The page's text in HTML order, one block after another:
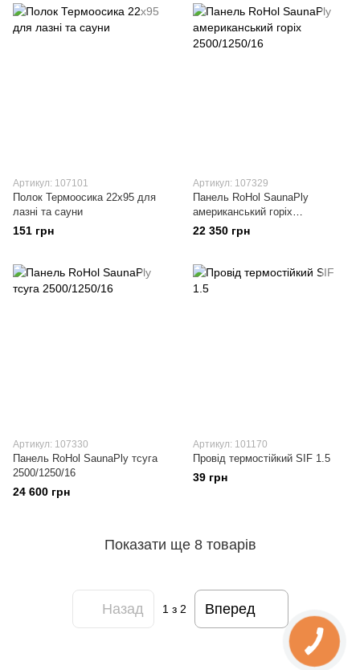
Артикул: 107101
Полок Термоосика 22х95 для
лазні та сауни
151 грн
Артикул: 107329
Панель RoHol SaunaPly
американський горіх
2500/1250/16
22 350 грн
Артикул: 107330
Панель RoHol SaunaPly тсуга
2500/1250/16
24 600 грн
Артикул: 101170
Провід термостійкий SIF 1.5
39 грн
Показати ще 8 товарів
Назад 1 з 2 Вперед